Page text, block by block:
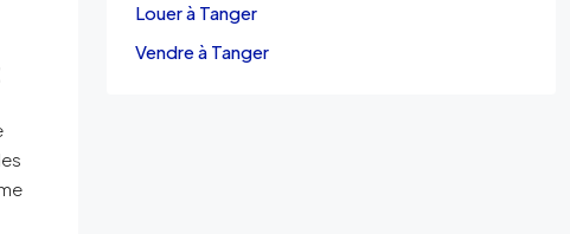
Louer à Tanger
Vendre à Tanger